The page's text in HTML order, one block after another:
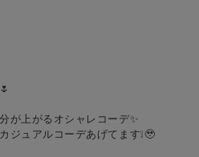
が上がるオシャレコーデ✨️
ジュアルコーデあげてます❕🥹